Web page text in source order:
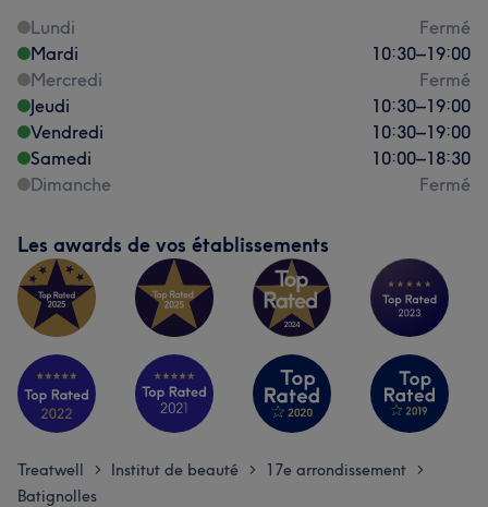
Lundi
Fermé
Mardi
10:30–19:00
Mercredi
Fermé
Jeudi
10:30–19:00
Vendredi
10:30–19:00
Samedi
10:00–18:30
Dimanche
Fermé
Les awards de vos établissements
Treatwell > Institut de beauté > 17e arrondissement >
Batignolles